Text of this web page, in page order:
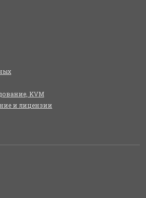
KVM
и лицензии